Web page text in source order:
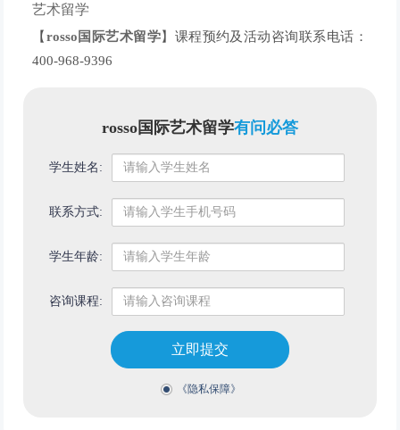
艺术留学
【 rosso国际艺术留学】课程预约及活动咨询联系电话：
400-968-9396
rosso国际艺术留学有问必答
学生姓名:
联系方式:
学生年龄:
咨询课程:
立即提交
《隐私保障》